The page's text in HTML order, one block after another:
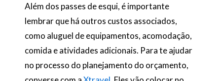
Além dos passes de esqui, é importante
lembrar que há outros custos associados,
como aluguel de equipamentos, acomodação,
comida e atividades adicionais. Para te ajudar
no processo do planejamento do orçamento,